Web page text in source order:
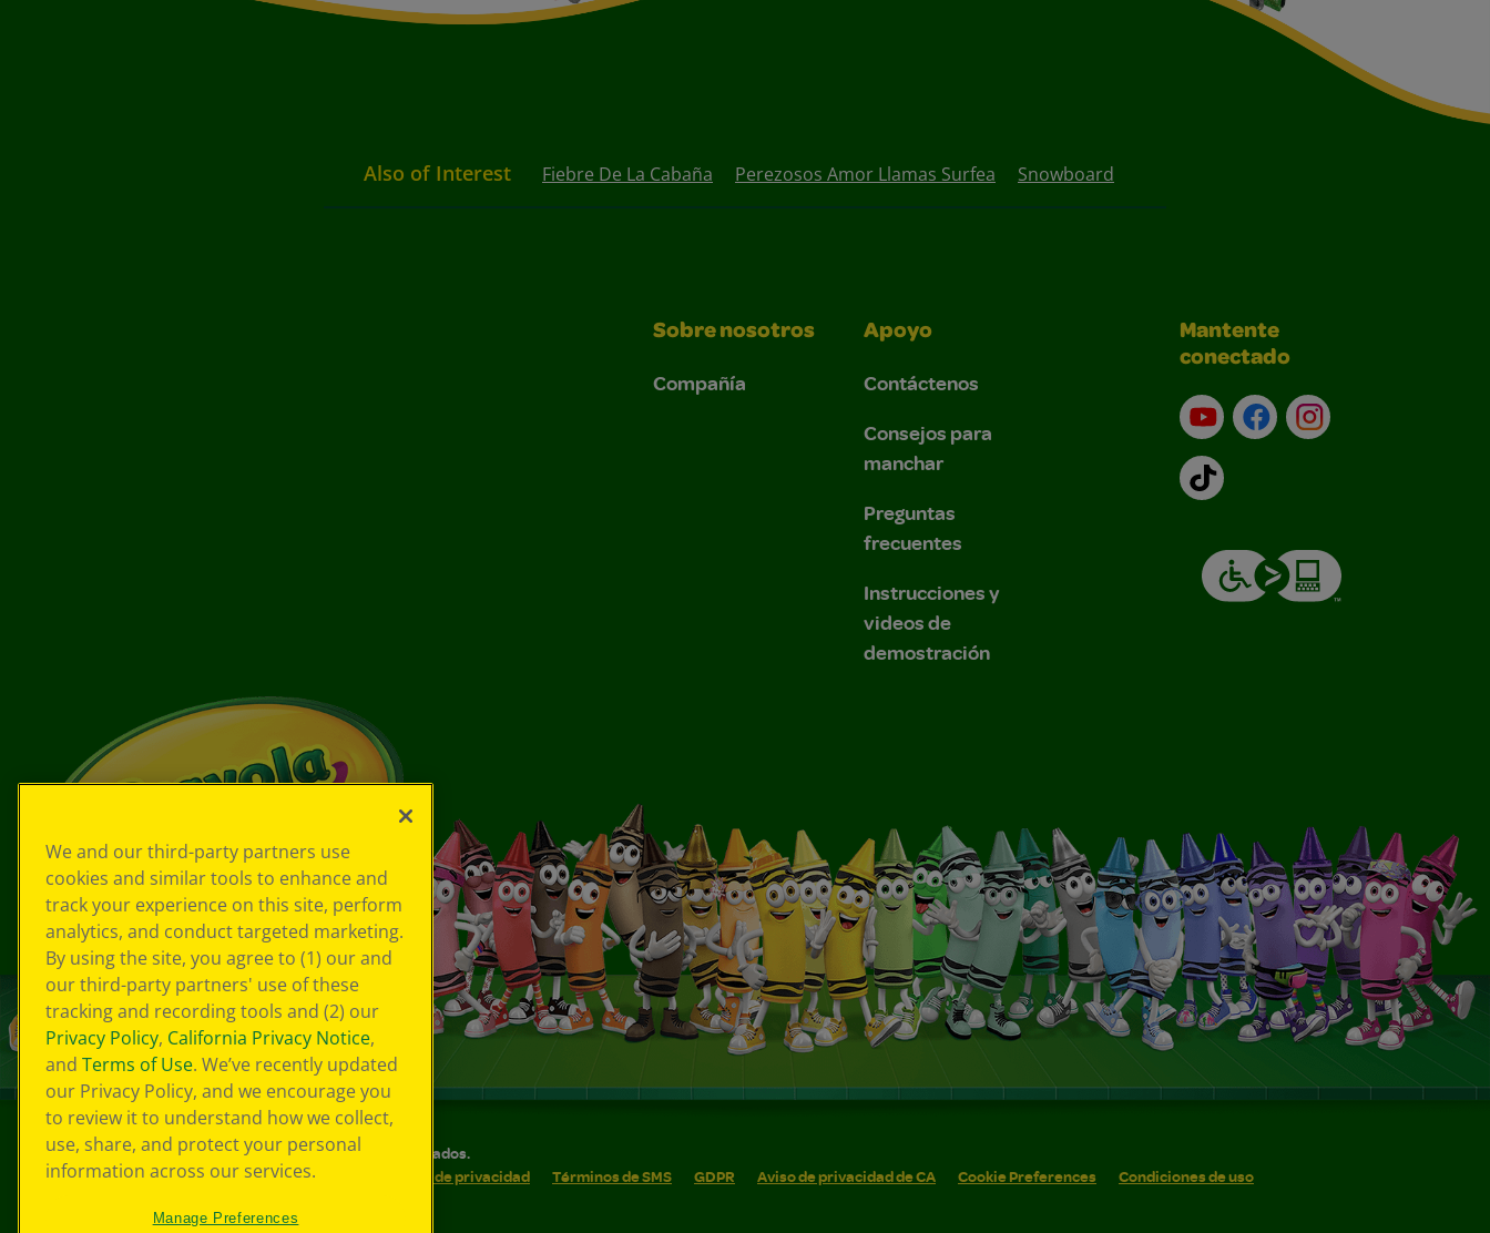
Also of Interest Fiebre De La Cabaña Perezosos Amor Llamas Surfea Snowboard
Sobre nosotros
Compañía
Apoyo
Contáctenos
Consejos para
manchar
Preguntas
frecuentes
Instrucciones y
videos de
demostración
Mantente
conectado
YouTube (en inglés)
Facebook (en inglés)
Instagram (en
TikTok
© 2026 Crayola® Todos los derechos reservados.
Sus opciones de privacidad
Política de privacidad Términos de SMS GDPR Aviso de privacidad de CA Cookie Preferences
Condiciones de uso
We and our third-party partners use
cookies and similar tools to enhance and
track your experience on this site, perform
analytics, and conduct targeted marketing.
By using the site, you agree to (1) our and
our third-party partners' use of these
tracking and recording tools and (2) our
Privacy Policy, California Privacy Notice,
and Terms of Use. We’ve recently updated
our Privacy Policy, and we encourage you
to review it to understand how we collect,
use, share, and protect your personal
information across our services.
Manage Preferences